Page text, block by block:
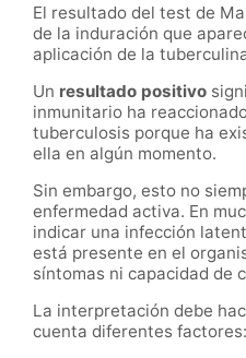
El resultado del test de
de la induración que
aplicación de la
Un resultado positivo
inmunitario ha
tuberculosis porque ha
ella en algún momento.
Sin embargo, esto no
enfermedad activa. En
indicar una infección
está presente en el
síntomas ni capacidad de
La interpretación debe
cuenta diferentes factores: